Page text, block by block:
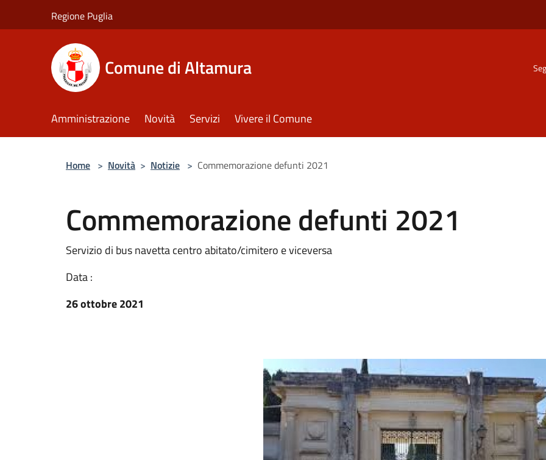
Regione Puglia
Comune di Altamura
Amministrazione Novità Servizi Vivere il Comune
Home > Novità > Notizie > Commemorazione defunti 2021
Commemorazione defunti 2021
Servizio di bus navetta centro abitato/cimitero e viceversa
Data :
26 ottobre 2021